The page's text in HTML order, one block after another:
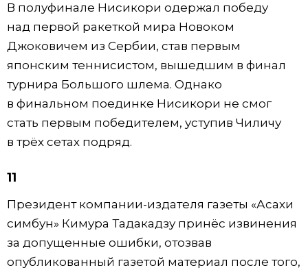
В полуфинале Нисикори одержал победу
над первой ракеткой мира Новоком
Джоковичем из Сербии, став первым
японским теннисистом, вышедшим в финал
турнира Большого шлема. Однако
в финальном поединке Нисикори не смог
стать первым победителем, уступив Чиличу
в трёх сетах подряд.
11
Президент компании-издателя газеты «Асахи
симбун» Кимура Тадакадзу принёс извинения
за допущенные ошибки, отозвав
опубликованный газетой материал после того,